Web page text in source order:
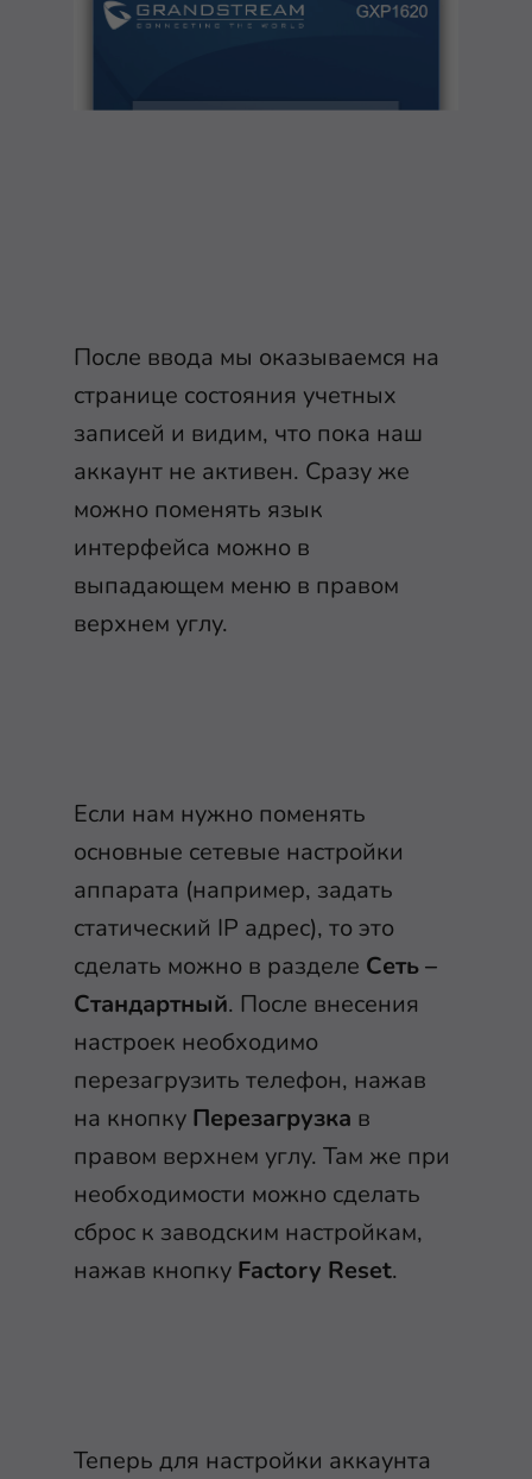
После ввода мы оказываемся на
странице состояния учетных
записей и видим, что пока наш
аккаунт не активен. Сразу же
можно поменять язык
интерфейса можно в
выпадающем меню в правом
верхнем углу.
Если нам нужно поменять
основные сетевые настройки
аппарата (например, задать
статический IP адрес), то это
сделать можно в разделе Сеть –
Стандартный. После внесения
настроек необходимо
перезагрузить телефон, нажав
на кнопку Перезагрузка в
правом верхнем углу. Там же при
необходимости можно сделать
сброс к заводским настройкам,
нажав кнопку Factory Reset.
Теперь для настройки аккаунта